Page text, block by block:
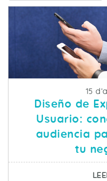
15
Diseño de
Usuario:
audiencia
tu